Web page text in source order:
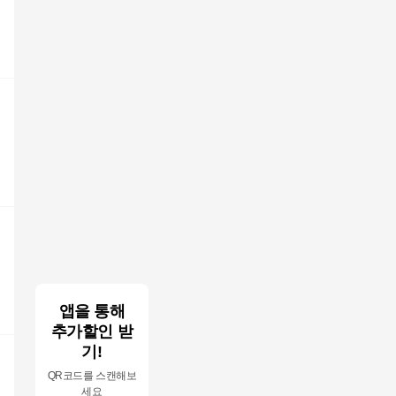
앱을 통해
추가할인 받
기!
QR코드를 스캔해보
세요